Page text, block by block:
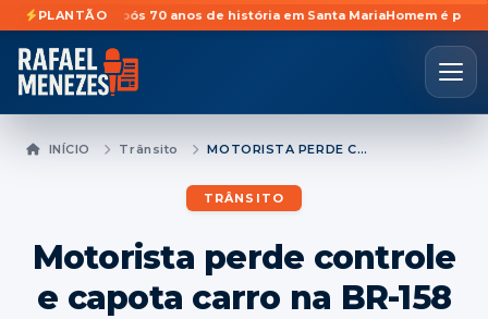
PLANTÃO
após 70 anos de história em Santa MariaHomem é preso
INÍCIO Trânsito MOTORISTA PERDE CONTROLE E CAPOTA CARRO NA BR-158
TRÂNSITO
Motorista perde controle
e capota carro na BR-158